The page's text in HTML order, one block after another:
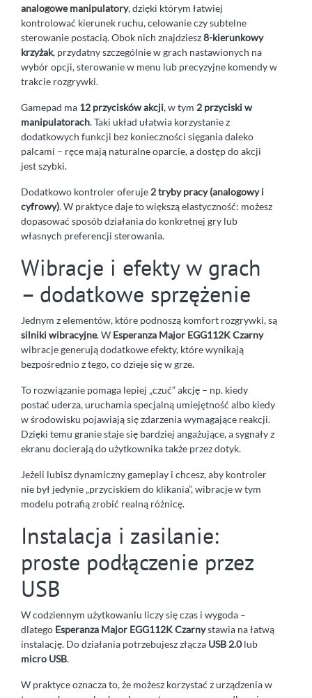
analogowe manipulatory, dzięki którym łatwiej
kontrolować kierunek ruchu, celowanie czy subtelne
sterowanie postacią. Obok nich znajdziesz8-kierunkowy
krzyżak, przydatny szczególnie w grach nastawionych na
wybór opcji, sterowanie w menu lub precyzyjne komendy w
trakcie rozgrywki.
Gamepad ma 12 przycisków akcji, w tym 2 przyciski w
manipulatorach. Taki układ ułatwia korzystanie z
dodatkowych funkcji bez konieczności sięgania daleko
palcami – ręce mają naturalne oparcie, a dostęp do akcji
jest szybki.
Dodatkowo kontroler oferuje 2 tryby pracy (analogowy i
cyfrowy). W praktyce daje to większą elastyczność: możesz
dopasować sposób działania do konkretnej gry lub
własnych preferencji sterowania.
Wibracje i efekty w grach
– dodatkowe sprzężenie
Jednym z elementów, które podnoszą komfort rozgrywki, są
silniki wibracyjne. W Esperanza Major EGG112K Czarny
wibracje generują dodatkowe efekty, które wynikają
bezpośrednio z tego, co dzieje się w grze.
To rozwiązanie pomaga lepiej „czuć” akcję – np. kiedy
postać uderza, uruchamia specjalną umiejętność albo kiedy
w środowisku pojawiają się zdarzenia wymagające reakcji.
Dzięki temu granie staje się bardziej angażujące, a sygnały z
ekranu docierają do użytkownika także przez dotyk.
Jeżeli lubisz dynamiczny gameplay i chcesz, aby kontroler
nie był jedynie „przyciskiem do klikania”, wibracje w tym
modelu potrafią zrobić realną różnicę.
Instalacja i zasilanie:
proste podłączenie przez
USB
W codziennym użytkowaniu liczy się czas i wygoda –
dlatego Esperanza Major EGG112K Czarnystawia na łatwą
instalację. Do działania potrzebujesz złącza USB 2.0lub
micro USB.
W praktyce oznacza to, że możesz korzystać z urządzenia w